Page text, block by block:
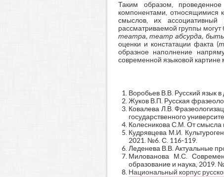
Таким образом,
компонентами, относящимися
смыслов, их
рассматриваемой группы
театра, театр абсурда, быть
оценки и констатации факта (
образное наполнение
современной языковой картине
Воробьев В.В. Русский язык
Жуков В.П. Русская
Ковалева Л.В.
государственного
Колесникова С.М. От смысла
Кудрявцева М.И.
2021. №6. С. 116-119.
Леденева В.В. Актуальные
Милованова М.С.
образование и наука, 2019.
Национальный корпус